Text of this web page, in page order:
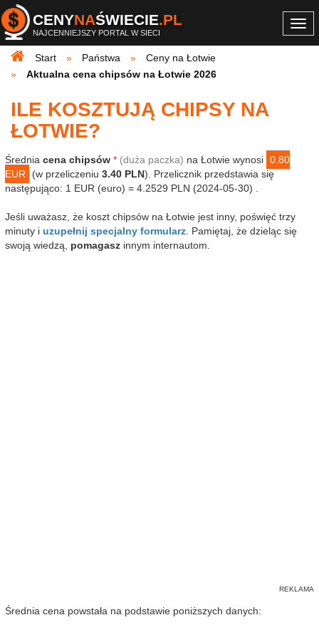
CENYNAŚWIECIE.PL
NAJCENNIEJSZY PORTAL W SIECI
Start
Państwa
Ceny na Łotwie
Aktualna cena chipsów na Łotwie 2026
ILE KOSZTUJĄ CHIPSY NA
ŁOTWIE?
Średnia cena chipsów * (duża paczka) na Łotwie wynosi 0.80
EUR
(w przeliczeniu 3.40 PLN). Przelicznik przedstawia się
następująco: 1 EUR (euro) = 4.2529 PLN (2024-05-30) .
Jeśli uważasz, że koszt chipsów na Łotwie jest inny, poświęć trzy
minuty i uzupełnij specjalny formularz . Pamiętaj, że dzieląc się
swoją wiedzą, pomagasz innym internautom.
Średnia cena powstała na podstawie poniższych danych: